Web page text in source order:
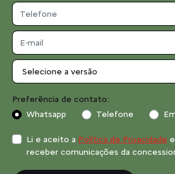
Preferência de contato:
Whatsapp
Telefone
Li e aceito a Política de Privacidade
receber comunicações da